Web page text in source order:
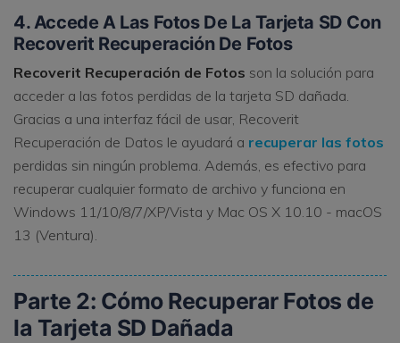
4. Accede A Las Fotos De La Tarjeta SD Con
Recoverit Recuperación De Fotos
Recoverit Recuperación de Fotos son la solución para
acceder a las fotos perdidas de la tarjeta SD dañada.
Gracias a una interfaz fácil de usar, Recoverit
Recuperación de Datos le ayudará a recuperar las fotos
perdidas sin ningún problema. Además, es efectivo para
recuperar cualquier formato de archivo y funciona en
Windows 11/10/8/7/XP/Vista y Mac OS X 10.10 - macOS
13 (Ventura).
Parte 2: Cómo Recuperar Fotos de
la Tarjeta SD Dañada